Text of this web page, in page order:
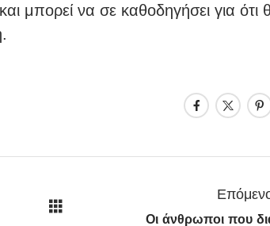
μπορεί να σε καθοδηγήσει για ότι